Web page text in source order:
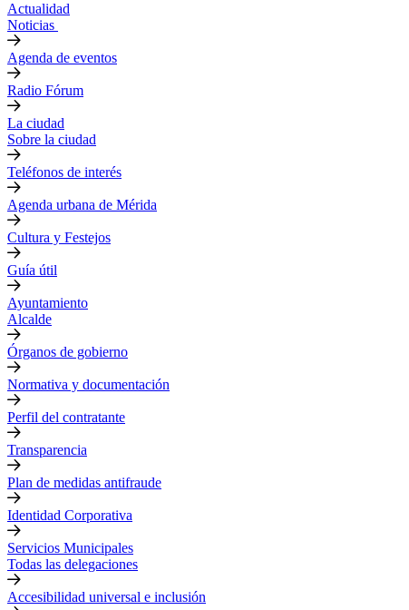
Actualidad
Noticias
Agenda de eventos
Radio Fórum
La ciudad
Sobre la ciudad
Teléfonos de interés
Agenda urbana de Mérida
Cultura y Festejos
Guía útil
Ayuntamiento
Alcalde
Órganos de gobierno
Normativa y documentación
Perfil del contratante
Transparencia
Plan de medidas antifraude
Identidad Corporativa
Servicios Municipales
Todas las delegaciones
Accesibilidad universal e inclusión